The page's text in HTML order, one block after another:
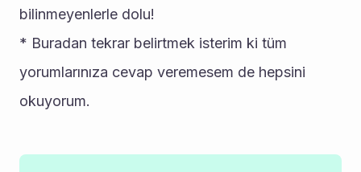
bilinmeyenlerle dolu!
* Buradan tekrar belirtmek isterim ki tüm
yorumlarınıza cevap veremesem de hepsini
okuyorum.